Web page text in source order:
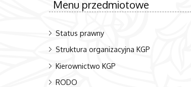
Menu przedmiotowe
Status prawny
Struktura organizacyjna KGP
Kierownictwo KGP
RODO